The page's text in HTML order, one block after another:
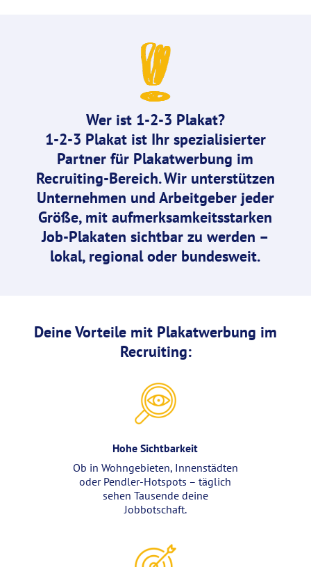
Wer ist 1-2-3 Plakat?
1-2-3 Plakat ist Ihr spezialisierter
Partner für Plakatwerbung im
Recruiting-Bereich. Wir unterstützen
Unternehmen und Arbeitgeber jeder
Größe, mit aufmerksamkeitsstarken
Job-Plakaten sichtbar zu werden –
lokal, regional oder bundesweit.
Deine Vorteile mit Plakatwerbung im
Recruiting:
Hohe Sichtbarkeit
Ob in Wohngebieten, Innenstädten
oder Pendler-Hotspots – täglich
sehen Tausende deine
Jobbotschaft.